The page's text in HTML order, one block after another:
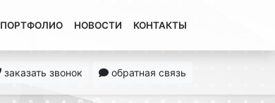
ПОРТФОЛИО НОВОСТИ КОНТАКТЫ
заказать звонок обратная связь